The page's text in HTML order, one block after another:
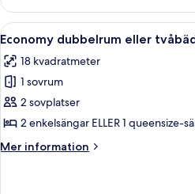
-
anslutande
rum
Öppna
alla
foton
för
Economy
dubbelrum
eller
tvåbäddsrum
4
Economy dubbelrum eller
18 kvadratmeter
1 sovrum
2 sovplatser
2 enkelsängar ELLER 1 queensize-
Mer information
Mer